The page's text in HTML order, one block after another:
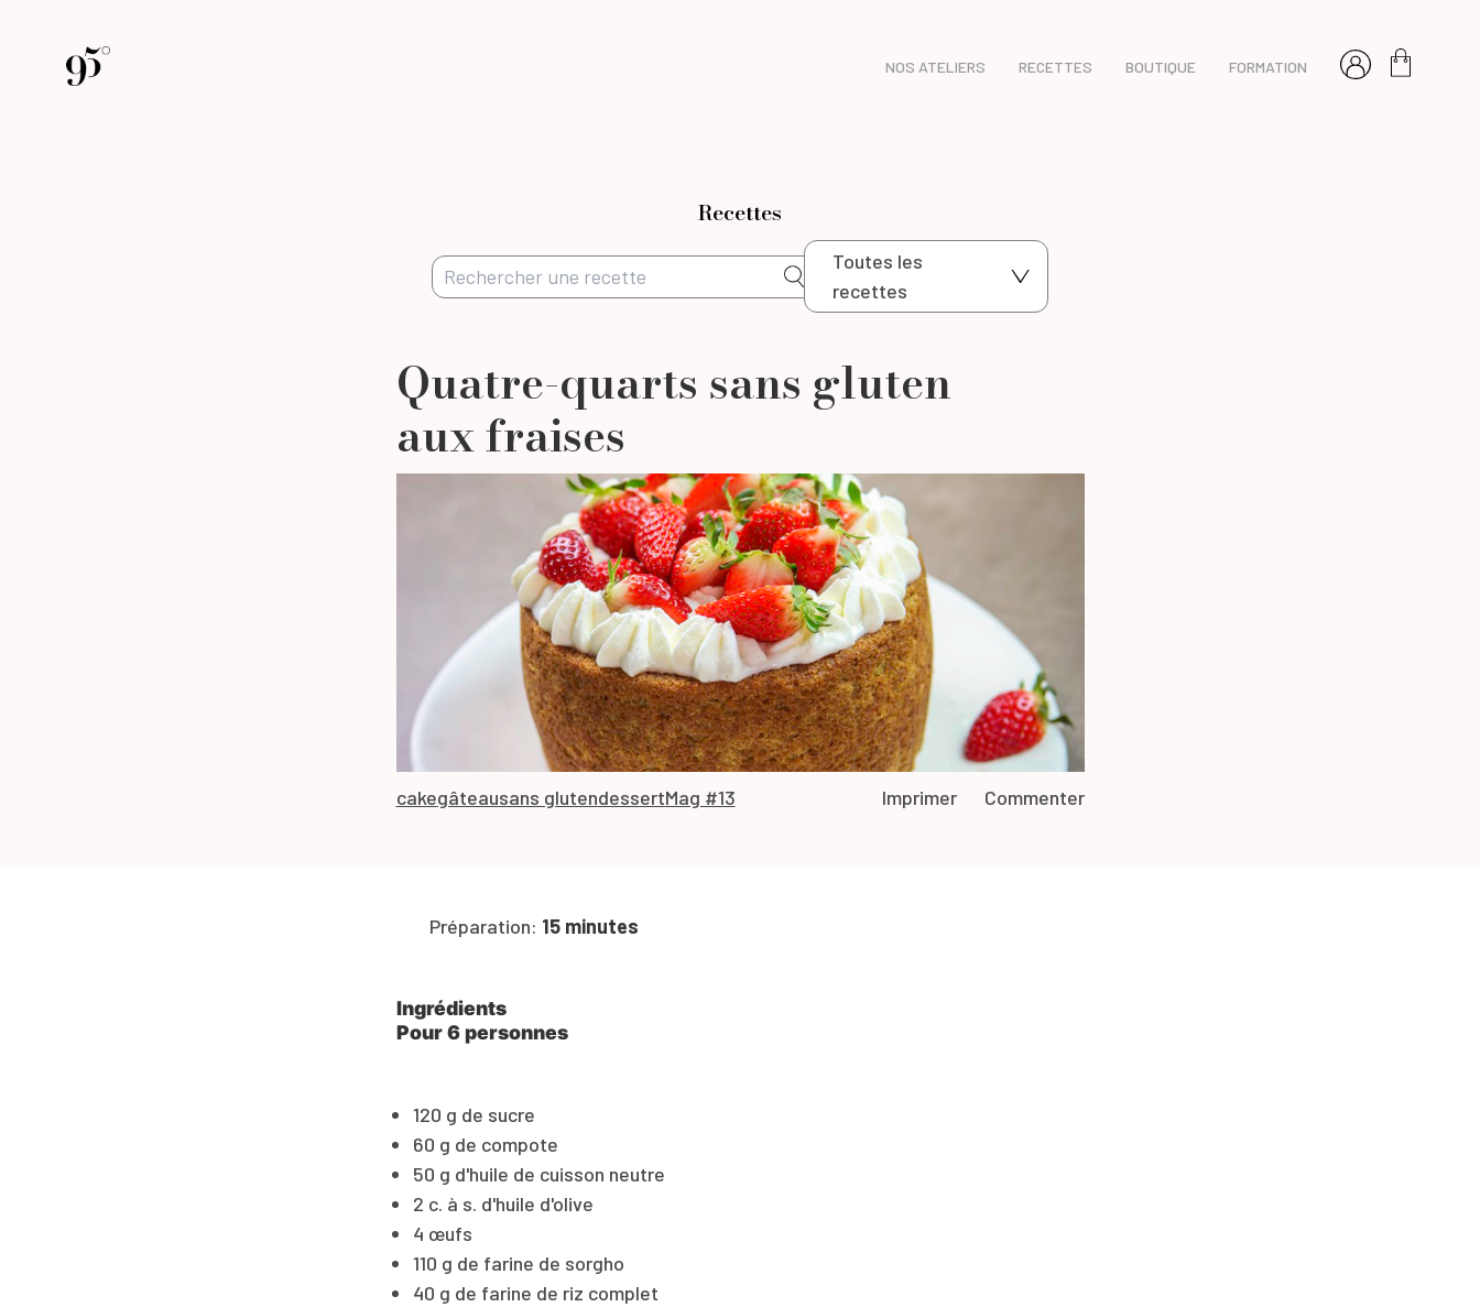
NOS ATELIERS RECETTES BOUTIQUE FORMATION
Recettes
Toutes les
recettes
Quatre-quarts sans gluten
aux fraises
cakegâteausans glutendessertMag #13 Imprimer Commenter
Préparation: 15 minutes
Ingrédients
Pour 6 personnes
120 g de sucre
60 g de compote
50 g d'huile de cuisson neutre
2 c. à s. d'huile d'olive
4 œufs
110 g de farine de sorgho
40 g de farine de riz complet